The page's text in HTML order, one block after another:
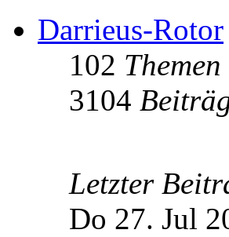
Darrieus-Rotor
102 Themen
3104
Letzter
Do 27. Jul